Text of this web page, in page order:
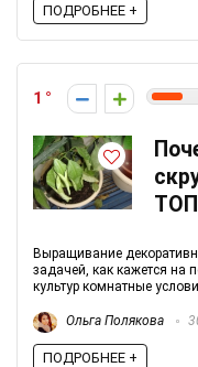
ПОДРОБНЕЕ +
1
Выращивание
задачей, как кажется на
культур комнатные
Ольга Полякова
ПОДРОБНЕЕ +